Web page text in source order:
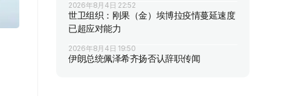
2026年8月4日 22:52
世卫组织：刚果（金）埃博拉疫情蔓延速度
已超应对能力
2026年8月4日 19:50
伊朗总统佩泽希齐扬否认辞职传闻